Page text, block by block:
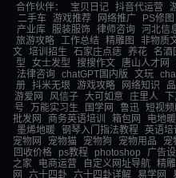
合作伙伴： 宝贝日记 抖音代运营
二手车
游戏推荐 网络推广 PS修图
产业库
服装服饰 律师咨询 河北信
旅游攻略
工作总结 精雕图 非物质
文 培训招生 石家庄点痣 养花 名酒
型
女士发型 搜搜作文 唐山人才网
法律咨询 chatGPT国内版 文玩
册
抖米无垠 游戏攻略 网络知识
游爱网
风信子 大可如意 庄里人
号
万能实习生 国学网 鲁迅 短视
批发网
商务英语培训 箱包网 电地暖
墨烯地暖 钢琴入门指法教程 英语培
宠物网
宠物猫 宠物狗 宠物用品 宠
回收价格
ps教程 photoshop 广告
之家
电商运营 自定义网址导航 精
网
六十四卦 六十四卦详解 易学网